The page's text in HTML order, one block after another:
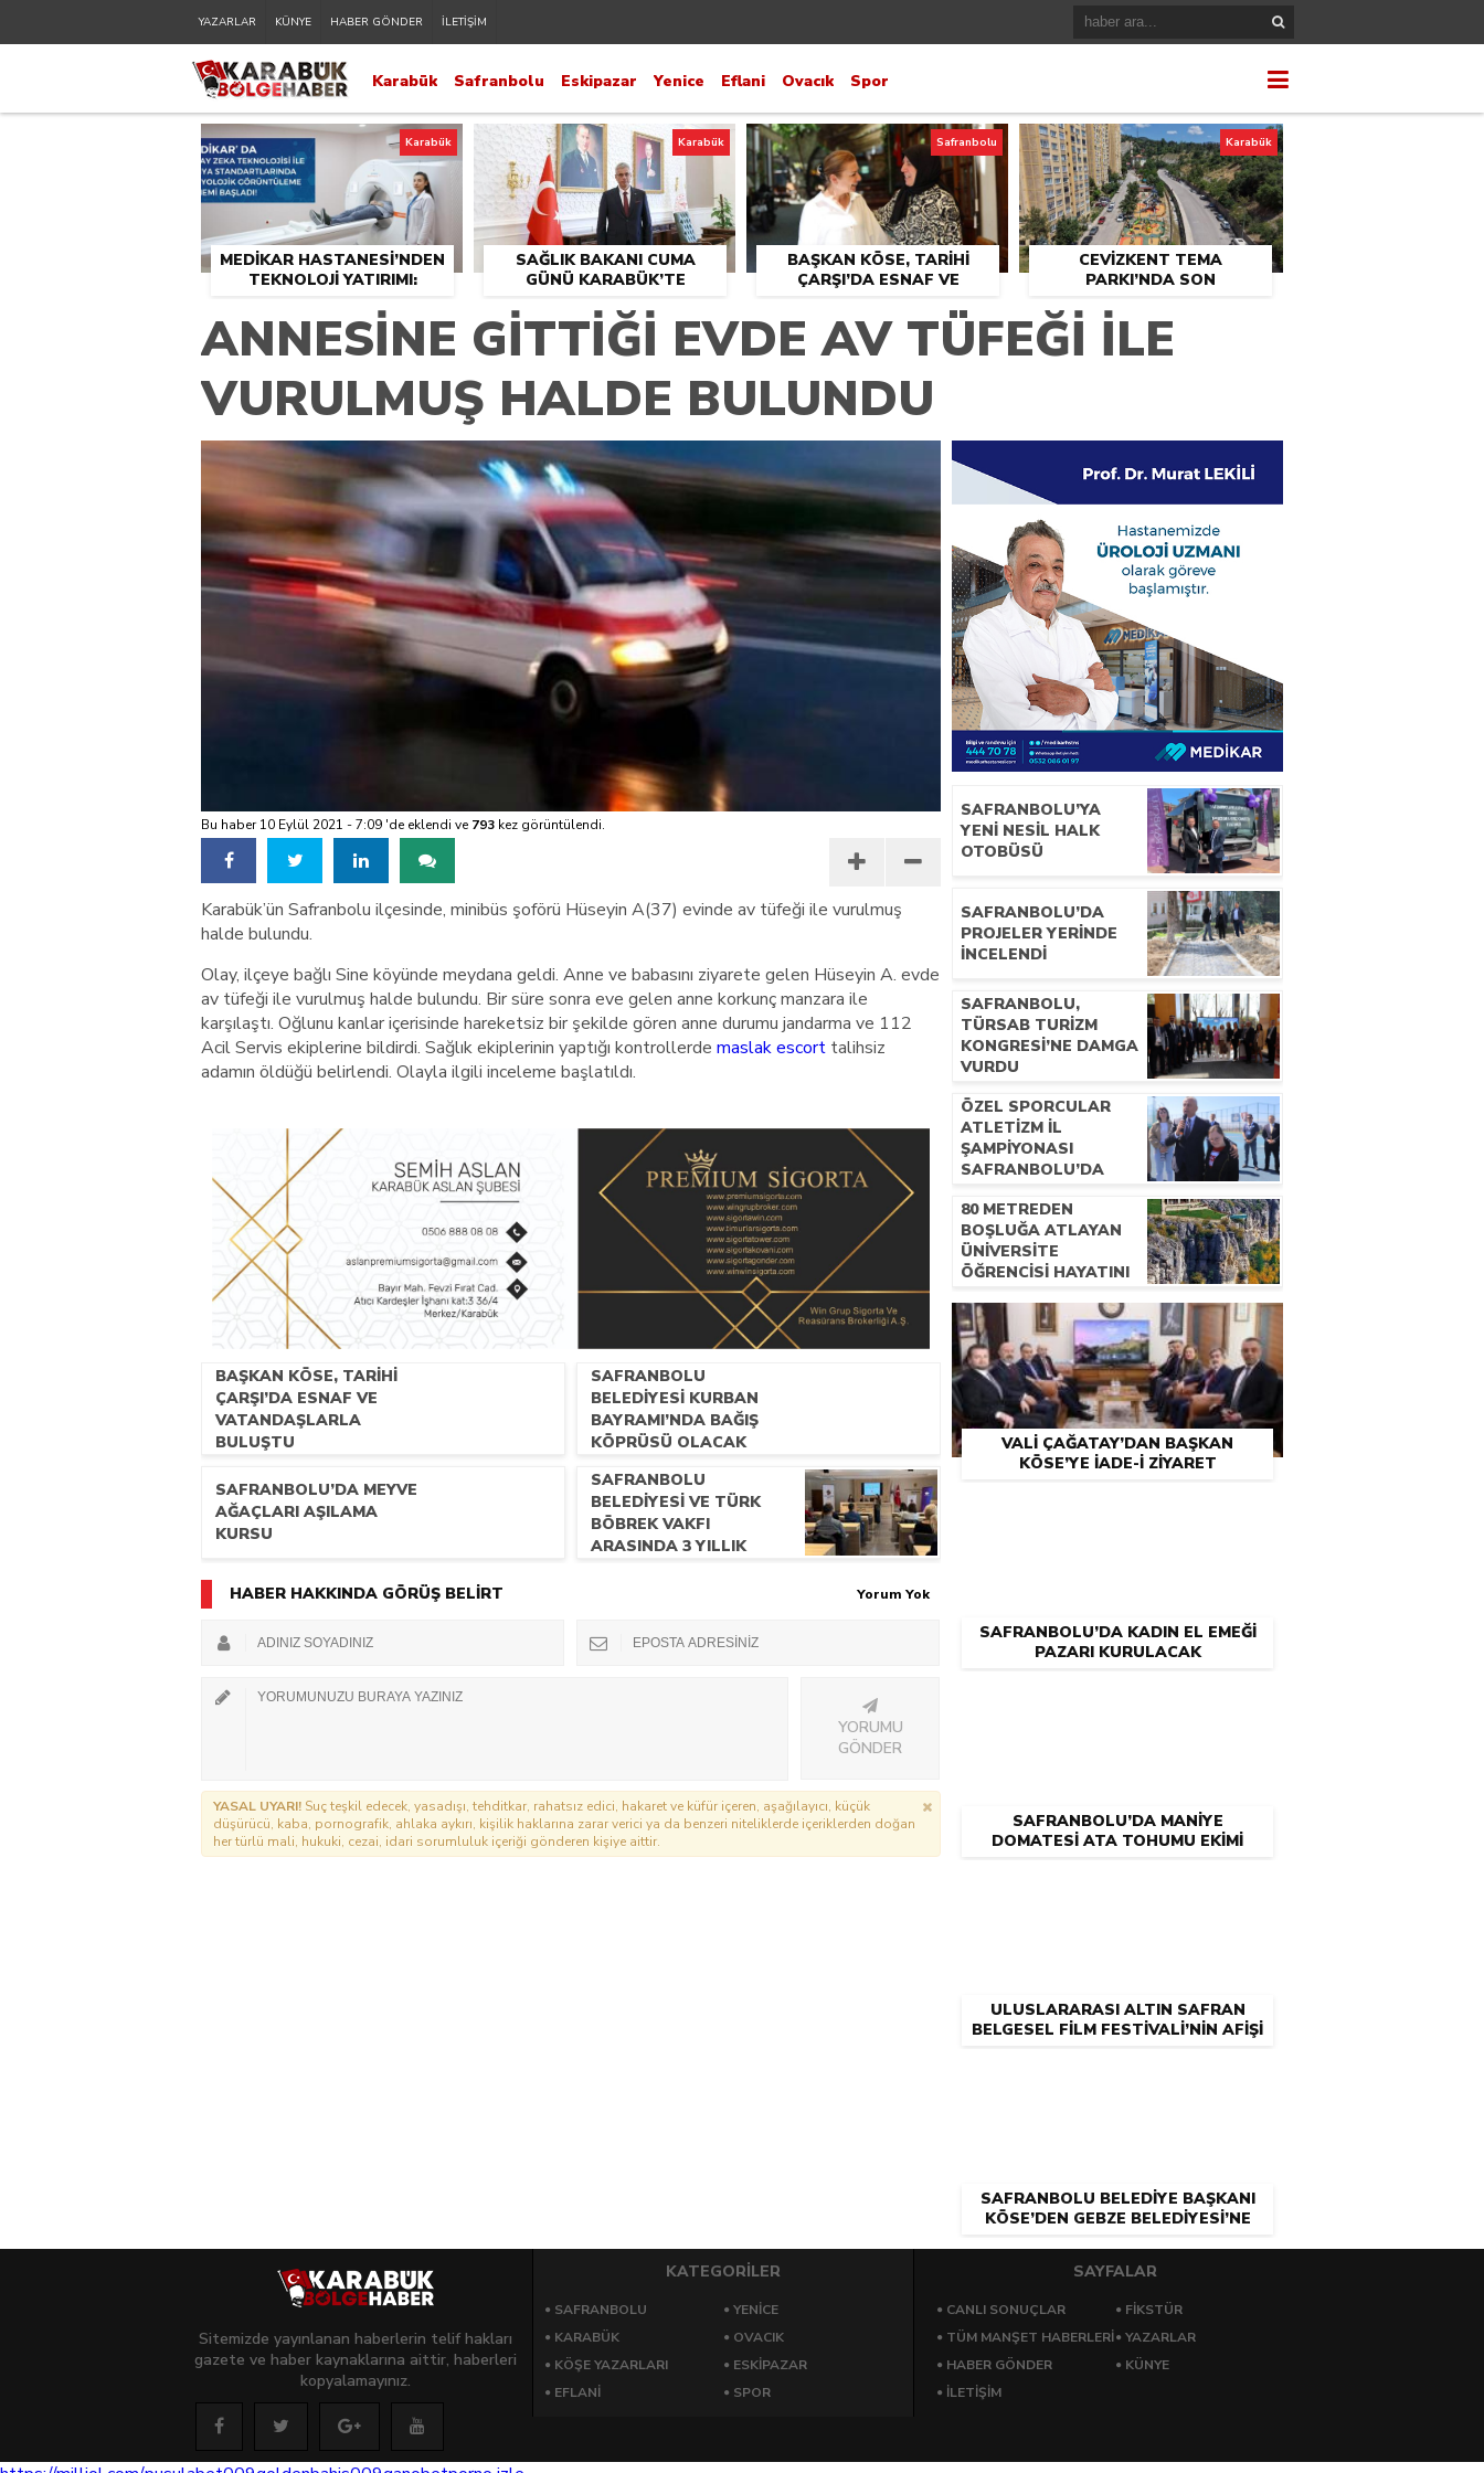
YAZARLAR KÜNYE HABER GÖNDER İLETİŞİM
Karabük Safranbolu Eskipazar Yenice Eflani Ovacık Spor
MEDİKAR HASTANESİ’NDEN
TEKNOLOJİ YATIRIMI:
CİHAZLAR HİZMETE GİRDİ
Karabük
SAĞLIK BAKANI CUMA
GÜNÜ KARABÜK’TE
Karabük
BAŞKAN KÖSE, TARİHİ
ÇARŞI’DA ESNAF VE
Safranbolu
CEVİZKENT TEMA
PARKI’NDA SON
Karabük
ANNESİNE GİTTİĞİ EVDE AV TÜFEĞİ İLE
VURULMUŞ HALDE BULUNDU
Bu haber 10 Eylül 2021 - 7:09 'de eklendi ve 793 kez görüntülendi.
Karabük’ün Safranbolu ilçesinde, minibüs şoförü Hüseyin A(37) evinde av tüfeği ile vurulmuş
halde bulundu.
Olay, ilçeye bağlı Sine köyünde meydana geldi. Anne ve babasını ziyarete gelen Hüseyin A. evde
av tüfeği ile vurulmuş halde bulundu. Bir süre sonra eve gelen anne korkunç manzara ile
karşılaştı. Oğlunu kanlar içerisinde hareketsiz bir şekilde gören anne durumu jandarma ve 112
Acil Servis ekiplerine bildirdi. Sağlık ekiplerinin yaptığı kontrollerde maslak escort talihsiz
adamın öldüğü belirlendi. Olayla ilgili inceleme başlatıldı.
BAŞKAN KÖSE, TARİHİ
ÇARŞI’DA ESNAF VE
VATANDAŞLARLA
BULUŞTU
SAFRANBOLU
BELEDİYESİ KURBAN
BAYRAMI’NDA BAĞIŞ
KÖPRÜSÜ OLACAK
SAFRANBOLU’DA MEYVE
AĞAÇLARI AŞILAMA
KURSU
SAFRANBOLU
BELEDİYESİ VE TÜRK
BÖBREK VAKFI
ARASINDA 3 YILLIK
HABER HAKKINDA GÖRÜŞ BELİRT
Yorum Yok
YORUMU
GÖNDER
YASAL UYARI! Suç teşkil edecek, yasadışı, tehditkar, rahatsız edici, hakaret ve küfür içeren, aşağılayıcı, küçük
düşürücü, kaba, pornografik, ahlaka aykırı, kişilik haklarına zarar verici ya da benzeri niteliklerde içeriklerden doğan
her türlü mali, hukuki, cezai, idari sorumluluk içeriği gönderen kişiye aittir.
SAFRANBOLU’YA
YENİ NESİL HALK
OTOBÜSÜ
SAFRANBOLU’DA
PROJELER YERİNDE
İNCELENDİ
SAFRANBOLU,
TÜRSAB TURİZM
KONGRESİ’NE DAMGA
VURDU
ÖZEL SPORCULAR
ATLETİZM İL
ŞAMPİYONASI
SAFRANBOLU’DA
80 METREDEN
BOŞLUĞA ATLAYAN
ÜNİVERSİTE
ÖĞRENCİSİ HAYATINI
VALİ ÇAĞATAY’DAN BAŞKAN
KÖSE’YE İADE-İ ZİYARET
SAFRANBOLU’DA KADIN EL EMEĞİ
PAZARI KURULACAK
SAFRANBOLU’DA MANİYE
DOMATESİ ATA TOHUMU EKİMİ
ULUSLARARASI ALTIN SAFRAN
BELGESEL FİLM FESTİVALİ’NİN AFİŞİ
SAFRANBOLU BELEDİYE BAŞKANI
KÖSE’DEN GEBZE BELEDİYESİ’NE
Sitemizde yayınlanan haberlerin telif hakları
gazete ve haber kaynaklarına aittir, haberleri
kopyalamayınız.
KATEGORİLER
SAFRANBOLU
YENICE
KARABÜK
OVACIK
KÖŞE YAZARLARI
ESKIPAZAR
EFLANI
SPOR
SAYFALAR
CANLI SONUÇLAR
FİKSTÜR
TÜM MANŞET HABERLERİ
YAZARLAR
HABER GÖNDER
KÜNYE
İLETİŞİM